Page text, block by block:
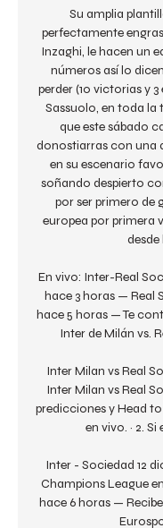
Su amplia
perfectamente
Inzaghi, le hacen un
números así lo
perder (10 victorias y
Sassuolo, en toda la
que este sábado
donostiarras con una
en su escenario
soñando despierto
por ser primero de
europea por primera
desde
En vivo: Inter-Real
hace 3 horas — Real
hace 5 horas — Te
Inter de Milán vs.
Inter Milan vs Real
Inter Milan vs Real
predicciones y Head to
en vivo. · 2.
Inter - Sociedad 12
Champions League
hace 6 horas —